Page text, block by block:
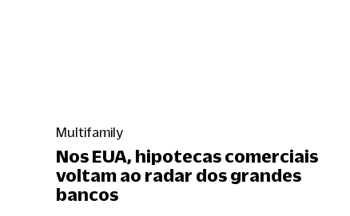
Multifamily
Nos EUA, hipotecas comerciais
voltam ao radar dos grandes
bancos